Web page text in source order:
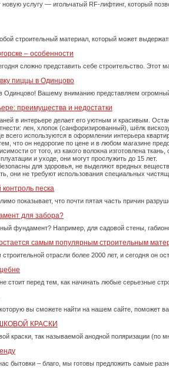
новую услугу — игольчатый RF-лифтинг, который
строительный материал, который может
– особенности
сложно представить себе строительство. Этот
пиццы в Одинцово
Одинцово! Вашему вниманию представляем
преимущества и недостатки
в интерьере делает его уютным и красивым.
лен, хлопок (санфоризированный), шёлк
используются в оформлении интерьера
что он недорогие по цене и в любом магазине
от того, из какого волокна изготовлена
и уходе, они могут прослужить до 15 лет.
для здоровья, не выделяют вредных
они не требуют использования специальных
песка
показывает, что почти пятая часть причин
для забора?
фундамент? Например, для садовой стены,
самым популярным строительным
отрасли более 2000 лет, и сегодня он
стоит перед тем, как начинать любые серьезные
вы сможете найти на нашем сайте, поможет
КРАСКИ
краски, так называемой анодной поляризации (по
бытовки – благо, мы готовы предложить самые